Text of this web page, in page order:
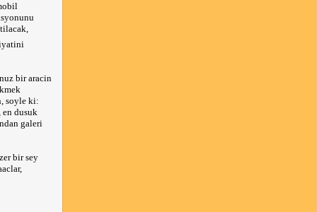
bir aracin
soyle ki:
dusuk
galeri
bir sey